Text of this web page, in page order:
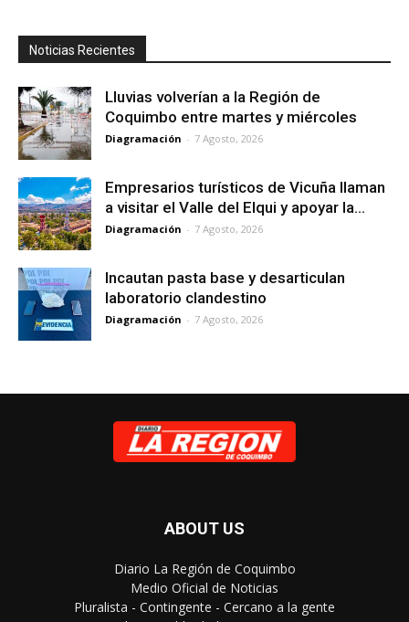
Noticias Recientes
Lluvias volverían a la Región de
Coquimbo entre martes y miércoles
Diagramación - 7 Agosto, 2026
Empresarios turísticos de Vicuña llaman
a visitar el Valle del Elqui y apoyar la...
Diagramación - 7 Agosto, 2026
Incautan pasta base y desarticulan
laboratorio clandestino
Diagramación - 7 Agosto, 2026
ABOUT US
Diario La Región de Coquimbo
Medio Oficial de Noticias
Pluralista - Contingente - Cercano a la gente